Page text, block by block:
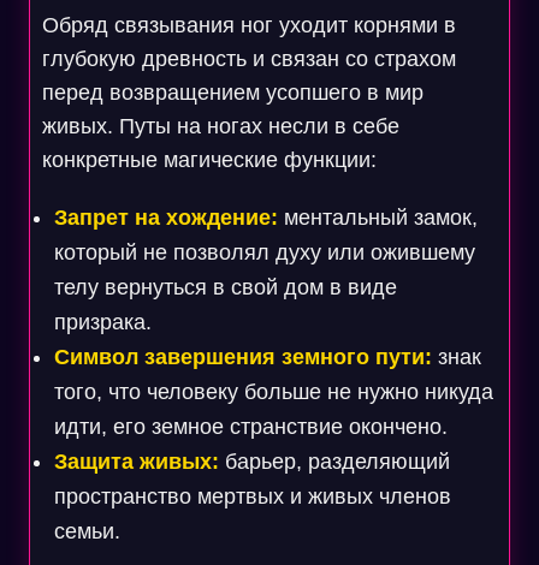
Обряд связывания ног уходит корнями в
глубокую древность и связан со страхом
перед возвращением усопшего в мир
живых. Путы на ногах несли в себе
конкретные магические функции:
Запрет на хождение: ментальный замок,
который не позволял духу или ожившему
телу вернуться в свой дом в виде
призрака.
Символ завершения земного пути: знак
того, что человеку больше не нужно никуда
идти, его земное странствие окончено.
Защита живых: барьер, разделяющий
пространство мертвых и живых членов
семьи.